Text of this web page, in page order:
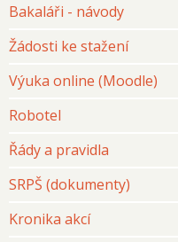
Bakaláři - návody
Žádosti ke stažení
Výuka online (Moodle)
Robotel
Řády a pravidla
SRPŠ (dokumenty)
Kronika akcí